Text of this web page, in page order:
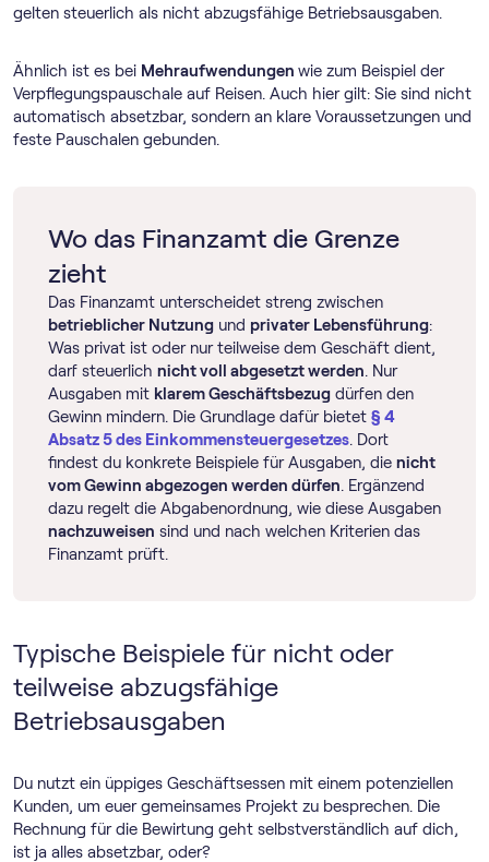
gelten steuerlich als nicht abzugsfähige Betriebsausgaben.
Ähnlich ist es bei Mehraufwendungen wie zum Beispiel der
Verpflegungspauschale auf Reisen. Auch hier gilt: Sie sind nicht
automatisch absetzbar, sondern an klare Voraussetzungen und
feste Pauschalen gebunden.
Wo das Finanzamt die Grenze
zieht
Das Finanzamt unterscheidet streng zwischen
betrieblicher Nutzung und privater Lebensführung:
Was privat ist oder nur teilweise dem Geschäft dient,
darf steuerlich nicht voll abgesetzt werden. Nur
Ausgaben mit klarem Geschäftsbezug dürfen den
Gewinn mindern. Die Grundlage dafür bietet § 4
Absatz 5 des Einkommensteuergesetzes. Dort
findest du konkrete Beispiele für Ausgaben, die nicht
vom Gewinn abgezogen werden dürfen. Ergänzend
dazu regelt die Abgabenordnung, wie diese Ausgaben
nachzuweisen sind und nach welchen Kriterien das
Finanzamt prüft.
Typische Beispiele für nicht oder
teilweise abzugsfähige
Betriebsausgaben
Du nutzt ein üppiges Geschäftsessen mit einem potenziellen
Kunden, um euer gemeinsames Projekt zu besprechen. Die
Rechnung für die Bewirtung geht selbstverständlich auf dich,
ist ja alles absetzbar, oder?